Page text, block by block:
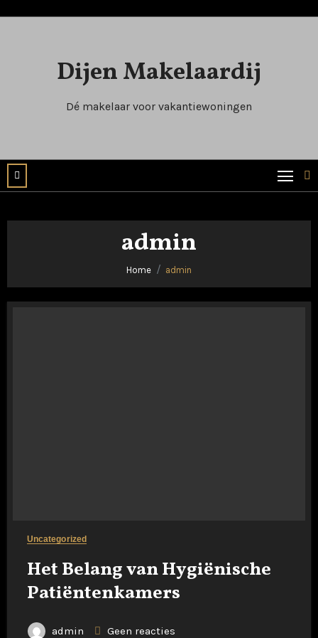
Dijen Makelaardij
Dé makelaar voor vakantiewoningen
admin
Home admin
Uncategorized
Het Belang van Hygiënische
Patiëntenkamers
admin Geen reacties